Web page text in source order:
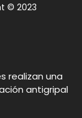
© 2023
realizan una
antigripal